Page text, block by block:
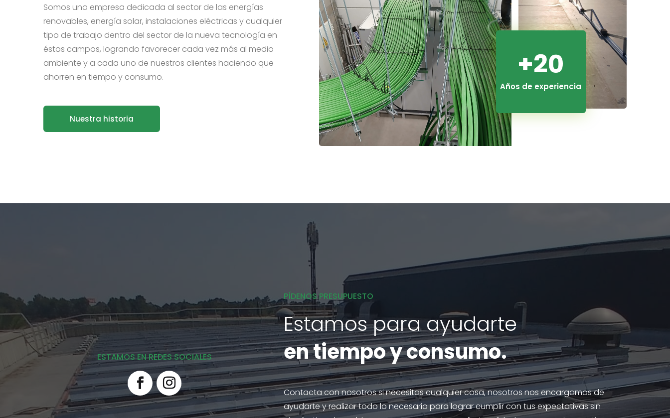
Somos una empresa dedicada al sector de las energías
renovables, energía solar, instalaciones eléctricas y cualquier
tipo de trabajo dentro del sector de la nueva tecnología en
éstos campos, logrando favorecer cada vez más al medio
ambiente y a cada uno de nuestros clientes haciendo que
ahorren en tiempo y consumo.
Nuestra historia
+20
Años de experiencia
ESTAMOS EN REDES SOCIALES
PÍDENOS PRESUPUESTO
Estamos para ayudarte
en tiempo y consumo.
Contacta con nosotros si necesitas cualquier cosa, nosotros nos encargamos de
ayudarte y realizar todo lo necesario para lograr cumplir con tus expectativas sin